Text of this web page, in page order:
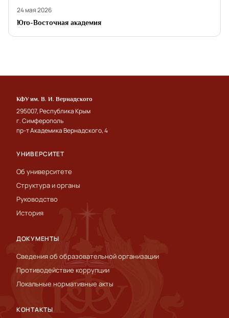
24 мая 2026
Юго-Восточная академия
КФУ им. В. И. Вернадского
295007, Республика Крым
г. Симферополь
пр-т Академика Вернадского, 4
УНИВЕРСИТЕТ
Об университете
Структура и органы
Руководство
История
ДОКУМЕНТЫ
Сведения об образовательной организации
Противодействие коррупции
Локальные нормативные акты
КОНТАКТЫ